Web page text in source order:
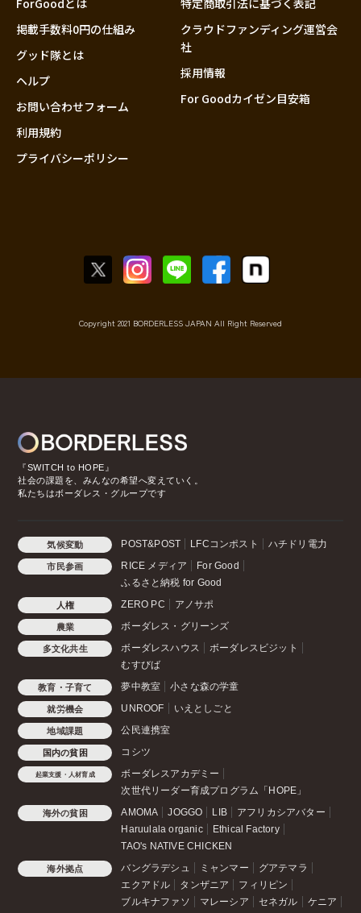
大分
掲載手数料0円の仕組み
グッド隊とは
ヘルプ
お問い合わせフォーム
利用規約
プライバシーポリシー
クラウドファンディング運営会
社
採用情報
For Goodカイゼン目安箱
Copyright 2021 BORDERLESS JAPAN All Right Reserved
『SWITCH to HOPE』
社会の課題を、みんなの希望へ変えていく。
私たちはボーダレス・グループです
気候変動 POST&POST LFCコンポスト ハチドリ電力
市民参画 RICE メディア
For Good
ふるさと納税 for Good
人権 ZERO PC アノサポ
農業 ボーダレス・グリーンズ
多文化共生 ボーダレスハウス
ボーダレスビジット
むすびば
教育・子育て 夢中教室 小さな森の学童
就労機会 UNROOF いえとしごと
地域課題 公民連携室
国内の貧困 コシツ
起業支援・人材育成
ボーダレスアカデミー
次世代リーダー育成プログラム「HOPE」
海外の貧困 AMOMA JOGGO LIB
アフリカシアバター
Haruulala organic
Ethical Factory
TAO's NATIVE CHICKEN
海外拠点 バングラデシュ ミャンマー
グアテマラ
エクアドル
タンザニア
フィリピン
ブルキナファソ
マレーシア セネガル ケニア